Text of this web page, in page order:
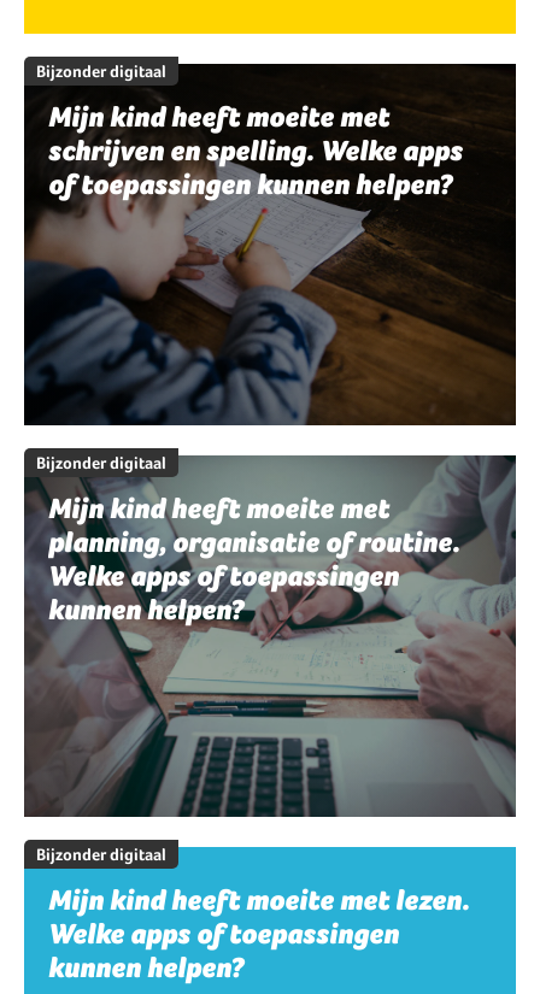
Bijzonder digitaal
Mijn kind heeft moeite met
schrijven en spelling. Welke apps
of toepassingen kunnen helpen?
Bijzonder digitaal
Mijn kind heeft moeite met
planning, organisatie of routine.
Welke apps of toepassingen
kunnen helpen?
Bijzonder digitaal
Mijn kind heeft moeite met lezen.
Welke apps of toepassingen
kunnen helpen?